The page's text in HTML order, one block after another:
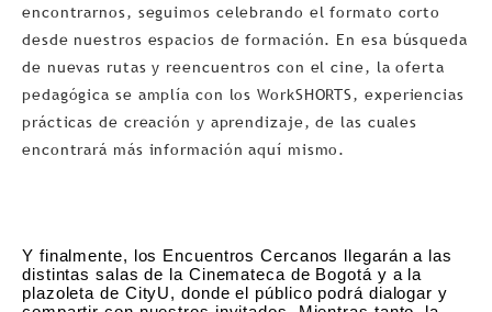
encontrarnos, seguimos celebrando el formato corto
desde nuestros espacios de formación. En esa búsqueda
de nuevas rutas y reencuentros con el cine, la oferta
pedagógica se amplía con los WorkSHORTS, experiencias
prácticas de creación y aprendizaje, de las cuales
encontrará más información aquí mismo.
Y finalmente, los Encuentros Cercanos llegarán a las
distintas salas de la Cinemateca de Bogotá y a la
plazoleta de CityU, donde el público podrá dialogar y